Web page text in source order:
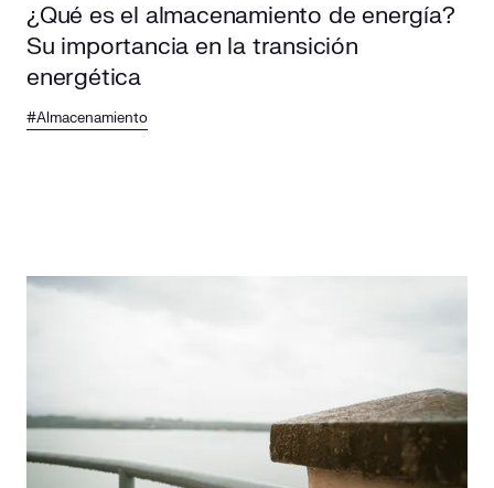
¿Qué es el almacenamiento de energía?
Su importancia en la transición
energética
#Almacenamiento